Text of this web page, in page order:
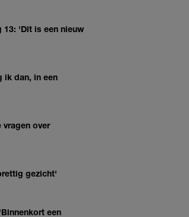
'Dit is een nieuw
ik dan, in een
over
gezicht'
een